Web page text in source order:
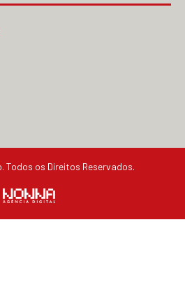
Todos os Direitos Reservados.